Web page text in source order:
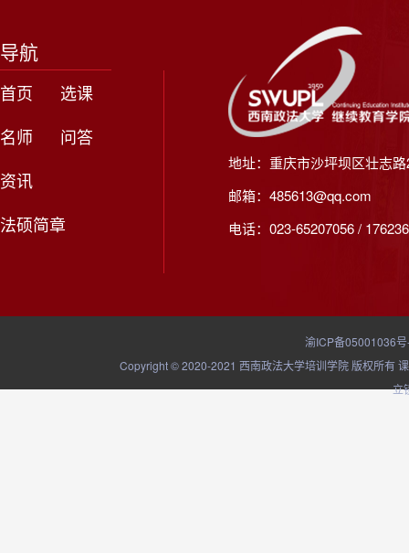
导航
首页
选课
名师
问答
资讯
法硕简章
地址：重庆市沙坪坝区壮志
邮箱：485613@qq.com
电话：023-65207056 /
渝ICP备05001036
Copyright © 2020-2021 西南政法大学培训学院 版权所有
立